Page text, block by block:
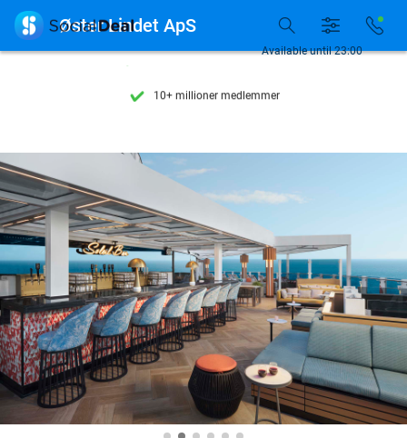
Tilgængelig 7 dage om ugen
Tilgængelig 7 dage om ugen
10+ millioner medlemmer
Available until 23:00
 Øster Lindet ApS